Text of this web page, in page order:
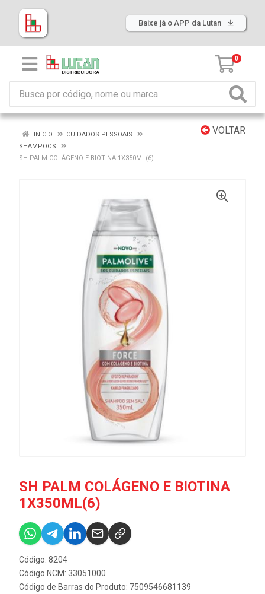
Baixe já o APP da Lutan
0
VOLTAR
INÍCIO
CUIDADOS PESSOAIS
SHAMPOOS
SH PALM COLÁGENO E BIOTINA 1X350ML(6)
SH PALM COLÁGENO E BIOTINA
1X350ML(6)
Código: 8204
Código NCM: 33051000
Código de Barras do Produto: 7509546681139